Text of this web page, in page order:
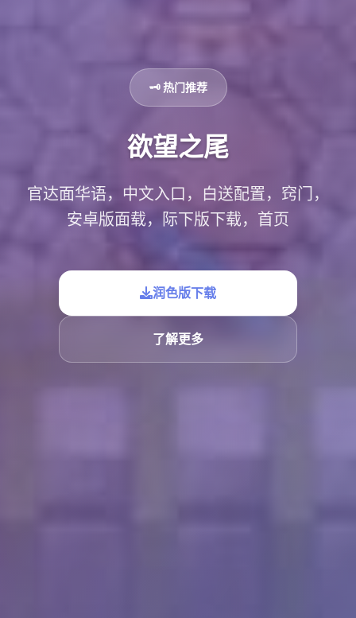
🗝️ 热门推荐
欲望之尾
官达面华语，中文入口，白送配置，窍门，
安卓版面载，际下版下载，首页
润色版下载
了解更多